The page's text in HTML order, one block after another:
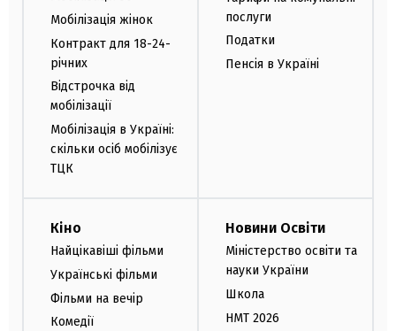
Мобілізація жінок
Контракт для 18-24-
річних
Відстрочка від
мобілізації
Мобілізація в Україні:
скільки осіб мобілізує
ТЦК
послуги
Податки
Пенсія в Україні
Кіно
Найцікавіші фільми
Українські фільми
Фільми на вечір
Комедії
Новини Освіти
Міністерство освіти та
науки України
Школа
НМТ 2026